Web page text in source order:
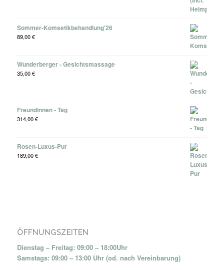
Sommer-Komsetikbehandlung'26
89,00€
Wunderberger - Gesichtsmassage
35,00€
Freundinnen - Tag
314,00€
Rosen-Luxus-Pur
189,00€
ÖFFNUNGSZEITEN
Dienstag – Freitag: 09:00 – 18:00Uhr
Samstags: 09:00 – 13:00 Uhr (od. nach Vereinbarung)